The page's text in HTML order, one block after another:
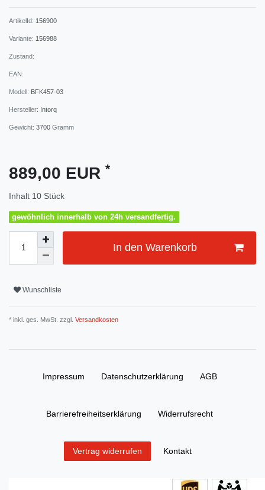
ArtikelId: 156900
Variante: 156988
Zustand:
EAN:
Modell: BFK457-03
Hersteller: Intorq
Gewicht: 3700 Gramm
889,00 EUR *
Inhalt 10 Stück
gewöhnlich innerhalb von 24h versandfertig.
In den Warenkorb
Wunschliste
* inkl. ges. MwSt. zzgl. Versandkosten
Impressum Daten­schutz­erklärung AGB
Barrierefreiheitserklärung Widerrufs­recht
Vertrag widerrufen Kontakt